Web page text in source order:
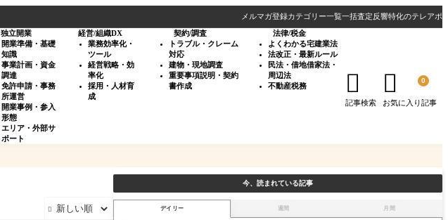
メルマガ登録カテゴリー一覧一括査定反響特化のテレアポ
独立開業
開業準備・基礎
知識
事業計画・資金
調達
免許申請・事務
所運営
開業事例・参入
形態
エリア・外部サ
ポート
経営/組織DX
業務効率化・
ツール
経営戦略・効
率化
採用・人材育
成
契約/調査
トラブル・クレーム
対応
建物・現地調査
重要事項説明・契約
書作成
法律/税金
よくわかる宅建業法
法改正・最新ルール
民法・借地借家法・
周辺法
不動産税務

記事検索
 0
お気に入り記事

今、読まれている記事
デイリー 週間 月間